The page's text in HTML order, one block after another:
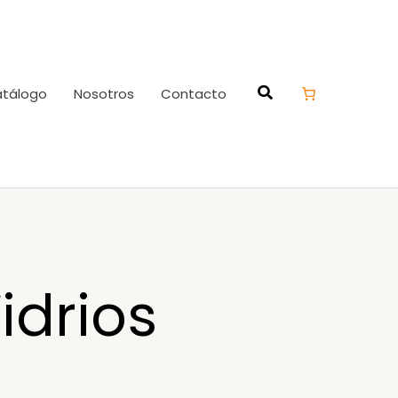
Nosotros Contacto